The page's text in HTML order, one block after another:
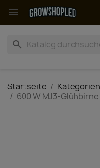

search
Startseite Kategorien
600 W MJ3-Glühbirne